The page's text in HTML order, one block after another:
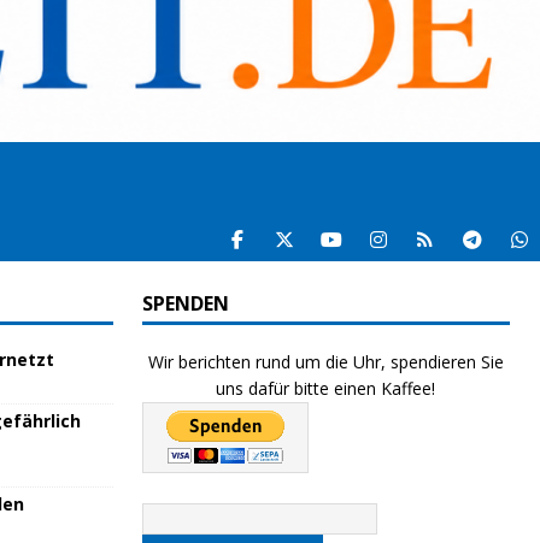
SPENDEN
Wir berichten rund um die Uhr, spendieren Sie
uns dafür bitte einen Kaffee!